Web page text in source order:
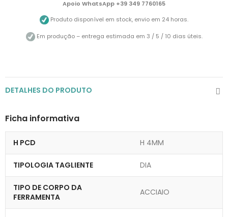
Apoio WhatsApp +39 349 7760165
Produto disponível em stock, envio em 24 horas.
Em produção – entrega estimada em 3 / 5 / 10 dias úteis.
DETALHES DO PRODUTO
Ficha informativa
H PCD H 4MM
TIPOLOGIA TAGLIENTE DIA
TIPO DE CORPO DA
FERRAMENTA
ACCIAIO